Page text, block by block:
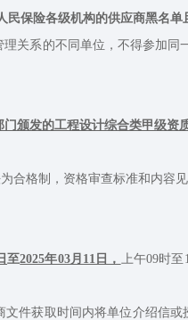
保险各级机构的供应商黑名单
系的不同单位，不得参加同
颁发的工程设计综合类甲级资
格制，资格审查标准和内容
至2025年03月11日， 上午09时至
获取时间内将单位介绍信或